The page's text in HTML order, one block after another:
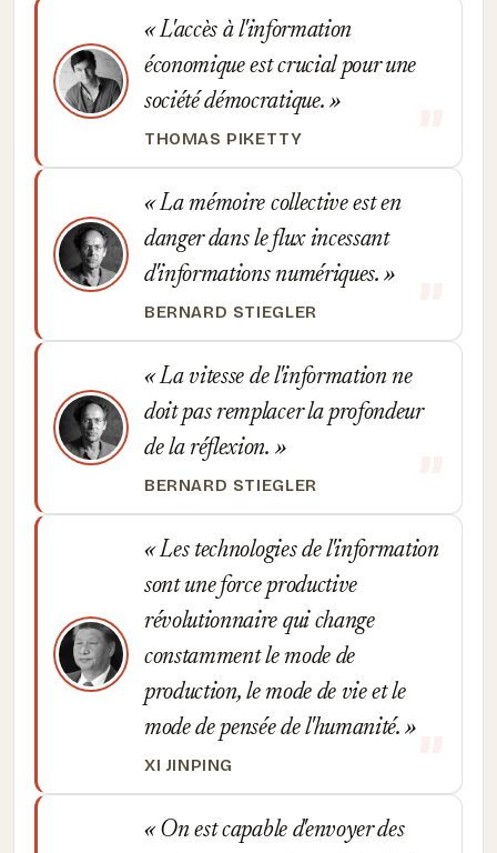
L'accès à l'information
économique est crucial pour une
société démocratique.
THOMAS PIKETTY
La mémoire collective est en
danger dans le flux incessant
d'informations numériques.
BERNARD STIEGLER
La vitesse de l'information ne
doit pas remplacer la profondeur
de la réflexion.
BERNARD STIEGLER
Les technologies de l'information
sont une force productive
révolutionnaire qui change
constamment le mode de
production, le mode de vie et le
mode de pensée de l'humanité.
XI JINPING
On est capable d'envoyer des